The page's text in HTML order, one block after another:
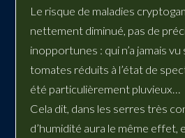
Le risque de maladies
nettement diminué, pas de
inopportunes : qui n’a jamais vu
tomates réduits à l’état de
été particulièrement pluvieux…
Cela dit, dans les serres très
d’humidité aura le même effet,